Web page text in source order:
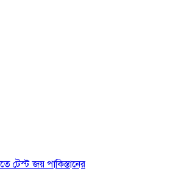
টেস্ট জয় পাকিস্তানের